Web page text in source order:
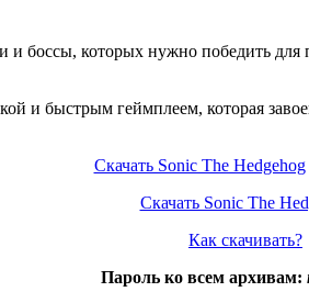
боссы, которых нужно победить
и быстрым геймплеем, которая
Скачать Sonic The Hedgehog
Скачать Sonic The
Как скачивать?
Пароль ко всем архивам: